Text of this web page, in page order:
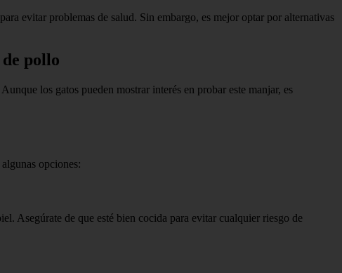
evitar problemas de salud. Sin embargo, es mejor optar por alternativas
pollo
los gatos pueden mostrar interés en probar este manjar, es
opciones:
Asegúrate de que esté bien cocida para evitar cualquier riesgo de